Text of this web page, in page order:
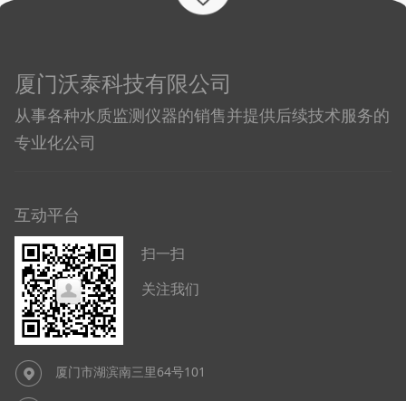
厦门沃泰科技有限公司
从事各种水质监测仪器的销售并提供后续技术服务的
专业化公司
互动平台
扫一扫
关注我们
厦门市湖滨南三里64号101